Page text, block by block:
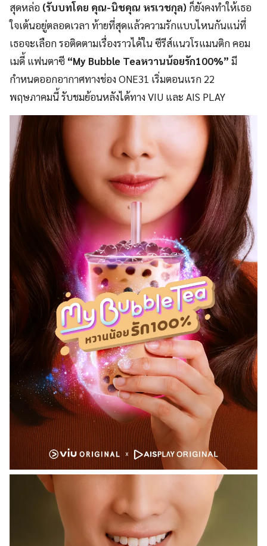
สุดหล่อ (รับบทโดย คุณ-นิชคุณ หรเวชกุล) ก็ยังคงทำให้เธอ
ใจเต้นอยู่ตลอดเวลา ท้ายที่สุดแล้วความรักแบบไหนกันแน่ที่
เธอจะเลือก รอติดตามเรื่องราวได้ใน ซีรีส์แนวโรแมนติก คอม
เมดี้ แฟนตาซี “My Bubble Teaหวานน้อยรัก100%” มี
กำหนดออกอากาศทางช่อง ONE31 เริ่มตอนแรก 22
พฤษภาคมนี้ รับชมย้อนหลังได้ทาง VIU และ AIS PLAY